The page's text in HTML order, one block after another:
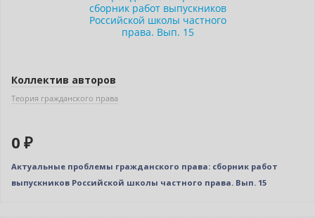
Коллектив авторов
Теория гражданского права
0 ₽
Актуальные проблемы гражданского права: сборник работ
выпускников Российской школы частного права. Вып. 15